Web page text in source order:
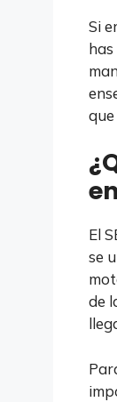
Si
El
se
de